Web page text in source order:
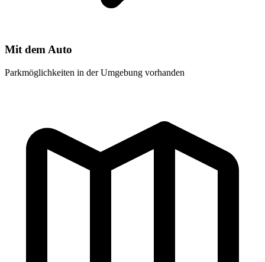
Mit dem Auto
Parkmöglichkeiten in der Umgebung vorhanden